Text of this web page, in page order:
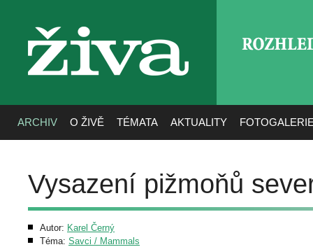
živa
ARCHIV O ŽIVĚ TÉMATA AKTUALITY
Vysazení pižmoňů
Autor: Karel Černý
Téma: Savci / Mammals